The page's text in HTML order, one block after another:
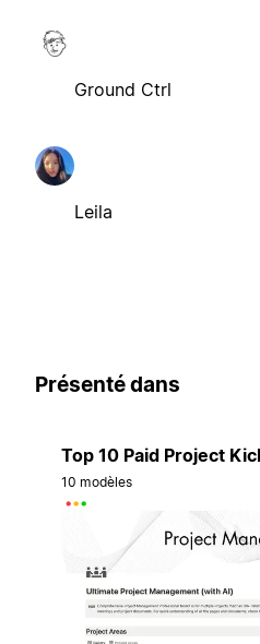
Ground Ctrl
Leila
Présenté dans
Top 10 Paid Project
10 modèles